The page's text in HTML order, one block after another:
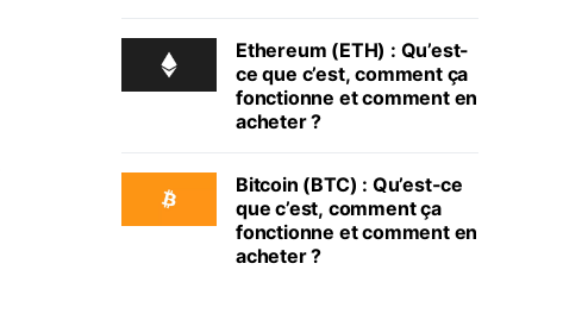
Ethereum (ETH) : Qu’est-
ce que c’est, comment ça
fonctionne et comment en
acheter ?
Bitcoin (BTC) : Qu’est-ce
que c’est, comment ça
fonctionne et comment en
acheter ?